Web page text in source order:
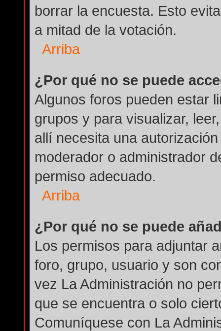
borrar la encuesta. Esto
a mitad de la votación.
Arriba
¿Por qué no se puede
Algunos foros pueden estar
grupos y para visualizar,
allí necesita una
moderador o administrador
permiso adecuado.
Arriba
¿Por qué no se puede
Los permisos para adjuntar
foro, grupo, usuario y son
vez La Administración no
que se encuentra o solo
Comuníquese con La